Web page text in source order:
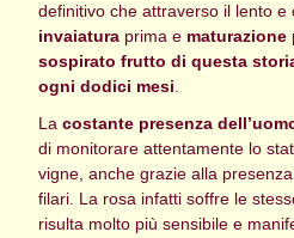
definitivo che attraverso il lento e
invaiatura prima e maturazione
sospirato frutto di questa
ogni dodici mesi.
Lacostante presenza
di monitorare attentamente lo
vigne, anche grazie alla
filari. La rosa infatti soffre le
risulta molto più sensibile e